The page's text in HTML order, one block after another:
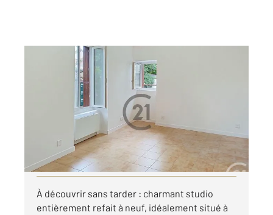
PROVINS 77
, 1 pièce
Ref : 50542
Appartement F1 à louer
444 €
par mois charges comprises
Visiter le site dédié
À découvrir sans tarder : charmant studio
entièrement refait à neuf, idéalement situé à